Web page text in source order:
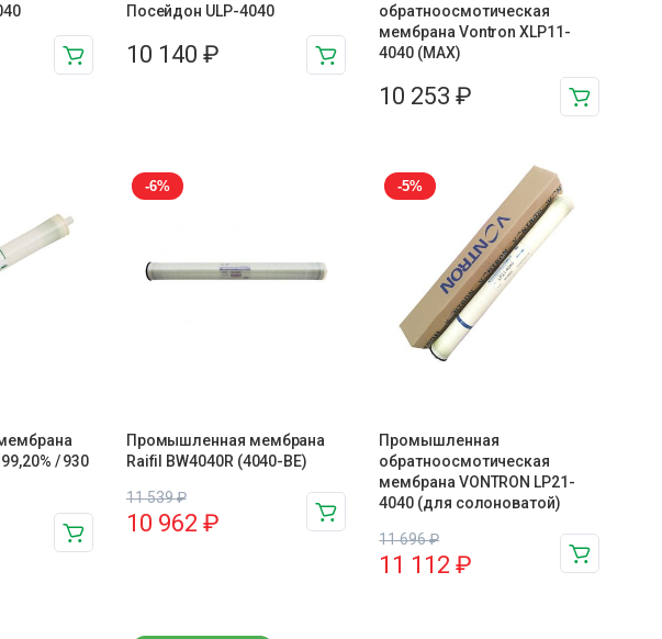
Посейдон ULP-4040
10 140 ₽
обратноосмотическая
мембрана Vontron XLP11-
4040 (MAX)
10 253₽
/ 930
-6%
Промышленная мембрана
Raifil BW4040R (4040-BE)
11 539₽
10 962 ₽
-5%
Промышленная
обратноосмотическая
мембрана VONTRON LP21-
4040 (для солоноватой)
11 696₽
11 112₽